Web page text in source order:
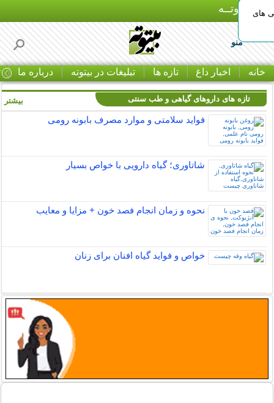
بـیتوتــه
منو
خانه اخبار داغ تازه ها تبلیغات در بیتوته درباره ما
های
تازه های داروهای گیاهی و طب سنتی
فواید سلامتی و موارد مصرف بابونه رومی
شاتاوری؛ گیاه دارویی با خواص بسیار
نحوه و زمان انجام فصد خون + مزایا و معایب
خواص و فواید گیاه افنان برای زنان
بیشتر